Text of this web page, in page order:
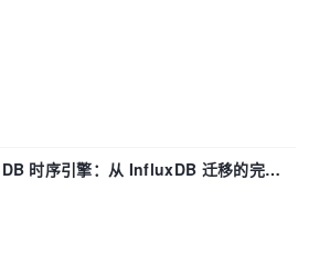
时序引擎：从 InfluxDB 迁移的完整